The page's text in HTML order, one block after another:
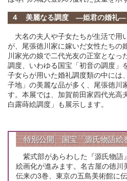
４ 美麗なる調度 ―姫君の婚礼―
大名の夫人や子女たちが生活で用
が、尾張徳川家に嫁いだ女性たちの
川家光の娘で二代光友の正室となっ
調度、いわゆる国宝「初音の調度」
子女らが用いた婚礼調度類の中には
子地」の美麗な品が多く、尾張徳川
す。本展では、加賀前田家四代光高
白露蒔絵調度」も展示します。
特別公開 国宝「源氏物語絵
紫式部があらわした『源氏物語
絵画化が進みます。名古屋の徳川
伝来の3巻、東京の五島美術館に